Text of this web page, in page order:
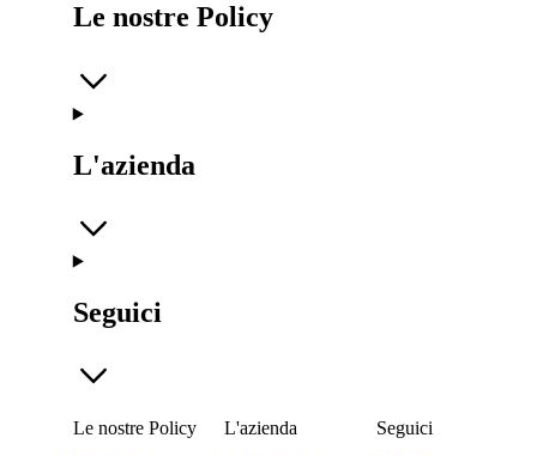
Le nostre Policy
L'azienda
Seguici
Le nostre Policy
L'azienda
Seguici